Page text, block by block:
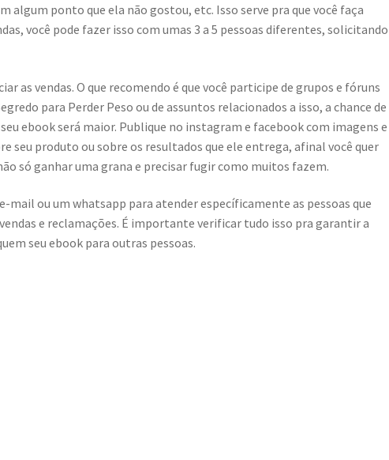
algum ponto que ela não gostou, etc. Isso serve pra que você faça
você pode fazer isso com umas 3 a 5 pessoas diferentes, solicitando
as vendas. O que recomendo é que você participe de grupos e fóruns
para Perder Peso ou de assuntos relacionados a isso, a chance de
ebook será maior. Publique no instagram e facebook com imagens e
seu produto ou sobre os resultados que ele entrega, afinal você quer
só ganhar uma grana e precisar fugir como muitos fazem.
mail ou um whatsapp para atender específicamente as pessoas que
e reclamações. É importante verificar tudo isso pra garantir a
seu ebook para outras pessoas.